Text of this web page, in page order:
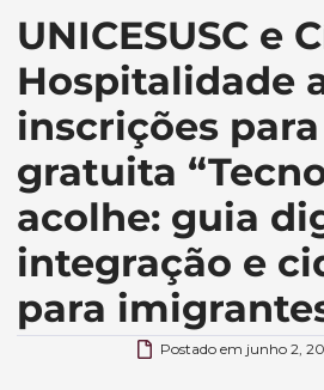
UNICESUSC e
Hospitalidade
inscrições
gratuita
acolhe: guia
integração e
para
Postado em junho 2,